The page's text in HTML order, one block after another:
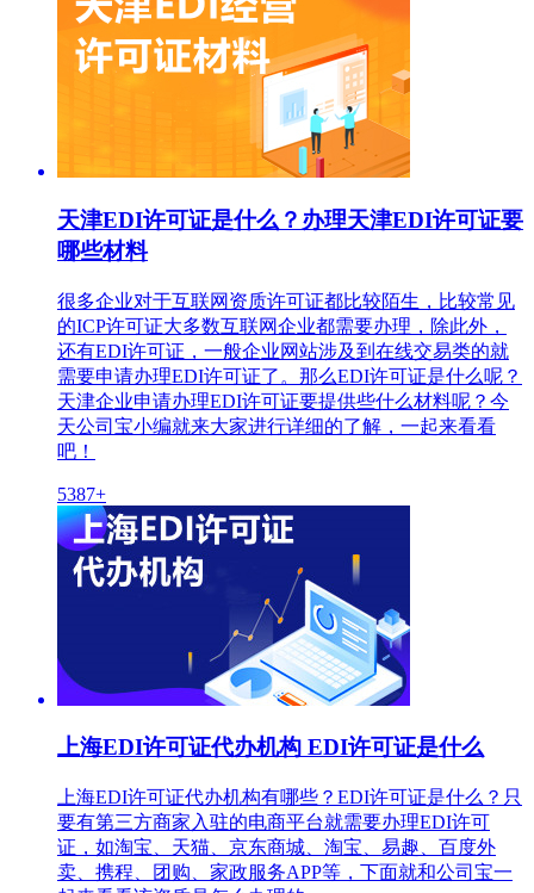
天津EDI许可证是什么？办理天津EDI许可证要
哪些材料
很多企业对于互联网资质许可证都比较陌生，比较常见
的ICP许可证大多数互联网企业都需要办理，除此外，
还有EDI许可证，一般企业网站涉及到在线交易类的就
需要申请办理EDI许可证了。那么EDI许可证是什么呢？
天津企业申请办理EDI许可证要提供些什么材料呢？今
天公司宝小编就来大家进行详细的了解，一起来看看
吧！
5387+
上海EDI许可证代办机构 EDI许可证是什么
上海EDI许可证代办机构有哪些？EDI许可证是什么？只
要有第三方商家入驻的电商平台就需要办理EDI许可
证，如淘宝、天猫、京东商城、淘宝、易趣、百度外
卖、携程、团购、家政服务APP等，下面就和公司宝一